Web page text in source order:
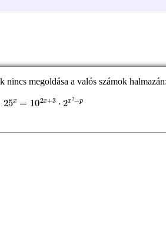
megoldása a valós számok
25x= 102x+ 3⋅ x2− p